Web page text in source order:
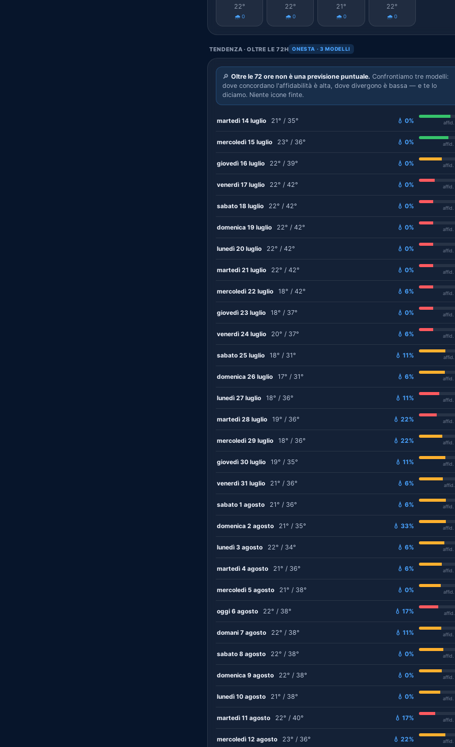
22°
🌧️ 0
22°
🌧️ 0
21°
🌧️ 0
22°
🌧️ 0
TENDENZA · OLTRE LE 72H ONESTA · 3 MODELLI
🔎 Oltre le 72 ore non è una previsione puntuale. Confrontiamo tre modelli:
dove concordano l'affidabilità è alta, dove divergono è bassa — e te lo
diciamo. Niente icone finte.
martedì 14 luglio 21° / 35° 💧 0% affid.
mercoledì 15 luglio 23° / 36° 💧 0% affid.
giovedì 16 luglio 22° / 39° 💧 0% affid.
venerdì 17 luglio 22° / 42° 💧 0% affid.
sabato 18 luglio 22° / 42° 💧 0% affid.
domenica 19 luglio 22° / 42° 💧 0% affid.
lunedì 20 luglio 22° / 42° 💧 0% affid.
martedì 21 luglio 22° / 42° 💧 0% affid.
mercoledì 22 luglio 18° / 42° 💧 6% affid.
giovedì 23 luglio 18° / 37° 💧 0% affid.
venerdì 24 luglio 20° / 37° 💧 6% affid.
sabato 25 luglio 18° / 31° 💧 11% affid.
domenica 26 luglio 17° / 31° 💧 6% affid.
lunedì 27 luglio 18° / 36° 💧 11% affid.
martedì 28 luglio 19° / 36° 💧 22% affid.
mercoledì 29 luglio 18° / 36° 💧 22% affid.
giovedì 30 luglio 19° / 35° 💧 11% affid.
venerdì 31 luglio 21° / 36° 💧 6%
sabato 1 agosto 21° / 36° 💧 6% affid.
domenica 2 agosto 21° / 35° 💧 33% affid.
lunedì 3 agosto 22° / 34° 💧 6% affid.
martedì 4 agosto 21° / 36° 💧 6% affid.
mercoledì 5 agosto 21° / 38° 💧 0% affid.
oggi 6 agosto 22° / 38° 💧 17%
domani 7 agosto 22° / 38° 💧 11% affid.
sabato 8 agosto 22° / 38° 💧 0% affid.
domenica 9 agosto 22° / 38° 💧 0% affid.
lunedì 10 agosto 21° / 38° 💧 0% affid.
martedì 11 agosto 22° / 40° 💧 17% affid.
mercoledì 12 agosto 23° / 36° 💧 22% affid.